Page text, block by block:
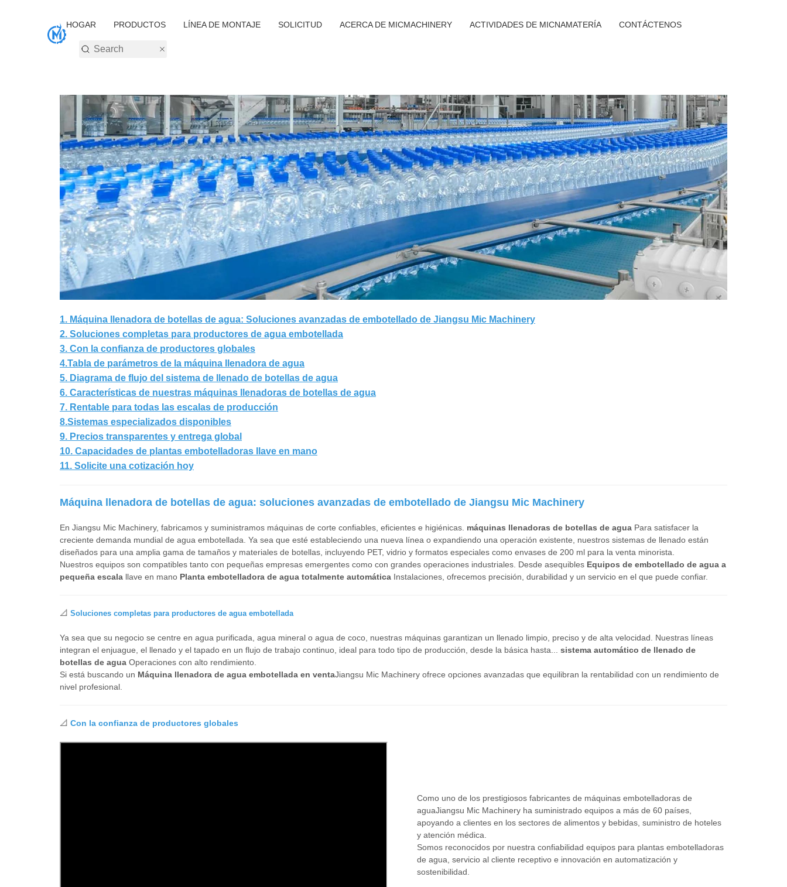
HOGAR PRODUCTOS LÍNEA DE MONTAJE SOLICITUD ACERCA DE MICMACHINERY ACTIVIDADES DE MICNAMATERÍA CONTÁCTENOS
1. Máquina llenadora de botellas de agua: Soluciones avanzadas de embotellado de Jiangsu Mic Machinery
2. Soluciones completas para productores de agua embotellada
3. Con la confianza de productores globales
4.Tabla de parámetros de la máquina llenadora de agua
5. Diagrama de flujo del sistema de llenado de botellas de agua
6. Características de nuestras máquinas llenadoras de botellas de agua
7. Rentable para todas las escalas de producción
8.Sistemas especializados disponibles
9. Precios transparentes y entrega global
10. Capacidades de plantas embotelladoras llave en mano
11. Solicite una cotización hoy
Máquina llenadora de botellas de agua: soluciones avanzadas de embotellado de Jiangsu Mic Machinery
En Jiangsu Mic Machinery, fabricamos y suministramos máquinas de corte confiables, eficientes e higiénicas. máquinas llenadoras de botellas de agua Para satisfacer la
creciente demanda mundial de agua embotellada. Ya sea que esté estableciendo una nueva línea o expandiendo una operación existente, nuestros sistemas de llenado están
diseñados para una amplia gama de tamaños y materiales de botellas, incluyendo PET, vidrio y formatos especiales como envases de 200 ml para la venta minorista.
Nuestros equipos son compatibles tanto con pequeñas empresas emergentes como con grandes operaciones industriales. Desde asequibles Equipos de embotellado de agua a
pequeña escala llave en mano Planta embotelladora de agua totalmente automática Instalaciones, ofrecemos precisión, durabilidad y un servicio en el que puede confiar.
📐 Soluciones completas para productores de agua embotellada
Ya sea que su negocio se centre en agua purificada, agua mineral o agua de coco, nuestras máquinas garantizan un llenado limpio, preciso y de alta velocidad. Nuestras líneas
integran el enjuague, el llenado y el tapado en un flujo de trabajo continuo, ideal para todo tipo de producción, desde la básica hasta... sistema automático de llenado de
botellas de agua Operaciones con alto rendimiento.
Si está buscando un Máquina llenadora de agua embotellada en ventaJiangsu Mic Machinery ofrece opciones avanzadas que equilibran la rentabilidad con un rendimiento de
nivel profesional.
📐 Con la confianza de productores globales
Como uno de los prestigiosos fabricantes de máquinas embotelladoras de
aguaJiangsu Mic Machinery ha suministrado equipos a más de 60 países,
apoyando a clientes en los sectores de alimentos y bebidas, suministro de hoteles
y atención médica.
Somos reconocidos por nuestra confiabilidad equipos para plantas embotelladoras
de agua , servicio al cliente receptivo e innovación en automatización y
sostenibilidad.